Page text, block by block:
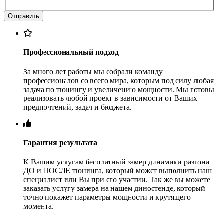
Профессиональный подход
За много лет работы мы собрали команду
профессионалов со всего мира, которым под силу любая
задача по тюнингу и увеличению мощности. Мы готовы
реализовать любой проект в зависимости от Ваших
предпочтений, задач и бюджета.
Гарантия результата
К Вашим услугам бесплатный замер динамики разгона
ДО и ПОСЛЕ тюнинга, который может выполнить наш
специалист или Вы при его участии. Так же вы можете
заказать услугу замера на нашем диностенде, который
точно покажет параметры мощности и крутящего
момента.